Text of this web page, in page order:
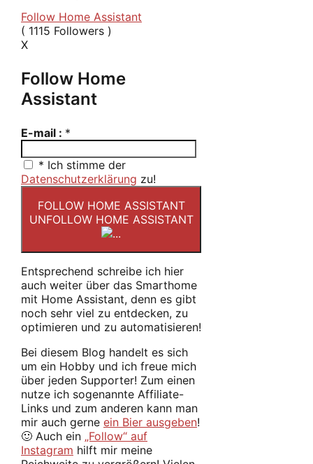
Follow Home Assistant
( 1115 Followers )
X
Follow Home
Assistant
E-mail : *
* Ich stimme der
Datenschutzerklärung zu!
FOLLOW HOME ASSISTANT
UNFOLLOW HOME ASSISTANT
Entsprechend schreibe ich hier
auch weiter über das Smarthome
mit Home Assistant, denn es gibt
noch sehr viel zu entdecken, zu
optimieren und zu automatisieren!
Bei diesem Blog handelt es sich
um ein Hobby und ich freue mich
über jeden Supporter! Zum einen
nutze ich sogenannte Affiliate-
Links und zum anderen kann man
mir auch gerne ein Bier ausgeben!
🙂 Auch ein „Follow“ auf
Instagram hilft mir meine